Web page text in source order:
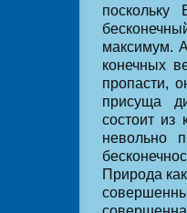
максимум.
конечных
пропасти,
присуща
состоит из
невольно
Природа